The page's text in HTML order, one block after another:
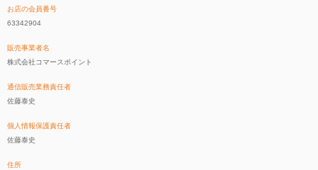
お店の会員番号
63342904
販売事業者名
株式会社コマースポイント
通信販売業務責任者
佐藤泰史
個人情報保護責任者
佐藤泰史
住所